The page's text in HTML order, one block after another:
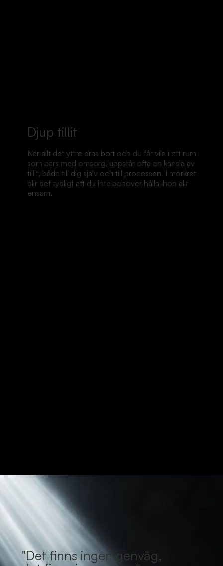
"Det finns ingen genväg,
Djup tillit
När allt det yttre dras bort och du får vila i ett rum
som bärs med omsorg, uppstår ofta en känsla av
tillit, både till dig själv och till processen. I mörkret
blir det tydligt att du inte behöver hålla ihop allt
ensam.